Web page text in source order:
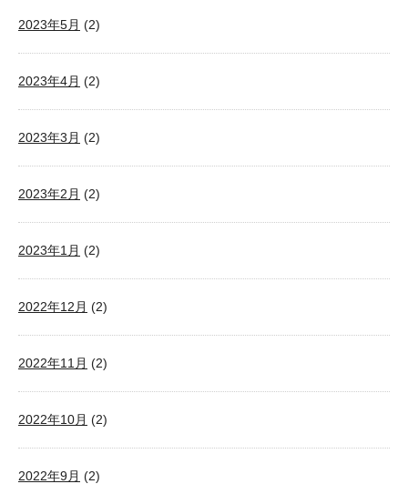
2023年5月 (2)
2023年4月 (2)
2023年3月 (2)
2023年2月 (2)
2023年1月 (2)
2022年12月 (2)
2022年11月 (2)
2022年10月 (2)
2022年9月 (2)